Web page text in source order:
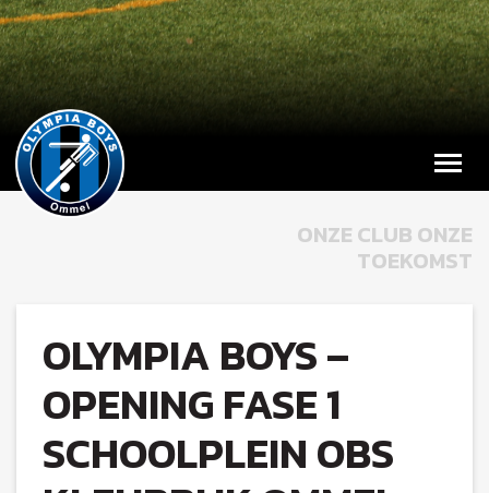
ONZE CLUB ONZE
TOEKOMST
OLYMPIA BOYS –
OPENING FASE 1
SCHOOLPLEIN OBS